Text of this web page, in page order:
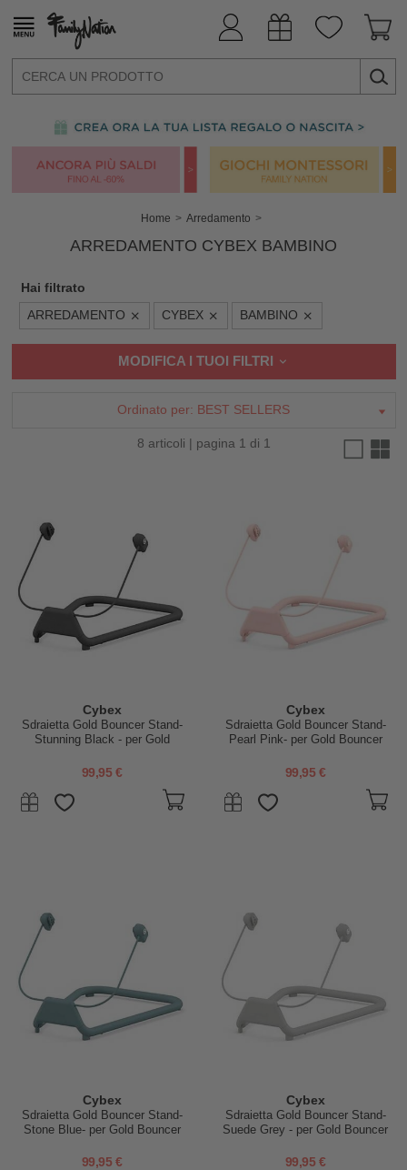
Home Arredamento
ARREDAMENTO CYBEX BAMBINO
Hai filtrato
ARREDAMENTO CYBEX BAMBINO
MODIFICA I TUOI FILTRI
Ordinato per: BEST SELLERS
8 articoli | pagina 1 di 1
Cybex
Sdraietta Gold Bouncer Stand-
Stunning Black - per Gold
99,95 €
Cybex
Sdraietta Gold Bouncer Stand-
Pearl Pink- per Gold Bouncer
99,95 €
Cybex
Sdraietta Gold Bouncer Stand-
Stone Blue- per Gold Bouncer
99,95 €
Cybex
Sdraietta Gold Bouncer Stand-
Suede Grey - per Gold Bouncer
99,95 €